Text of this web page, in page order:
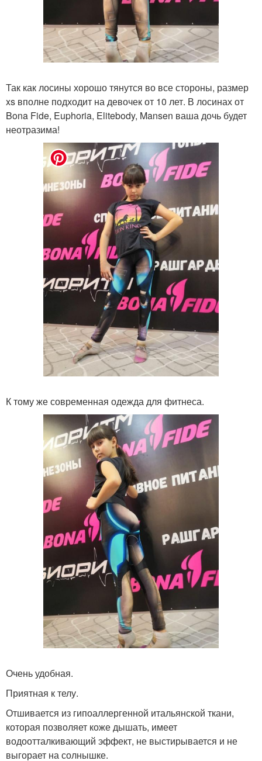
Так как лосины хорошо тянутся во все стороны, размер
xs вполне подходит на девочек от 10 лет. В лосинах от
Bona Fide, Euphoria, Elitebody, Mansen ваша дочь будет
неотразима!
К тому же современная одежда для фитнеса.
Очень удобная.
Приятная к телу.
Отшивается из гипоаллергенной итальянской ткани,
которая позволяет коже дышать, имеет
водоотталкивающий эффект, не выстирывается и не
выгорает на солнышке.